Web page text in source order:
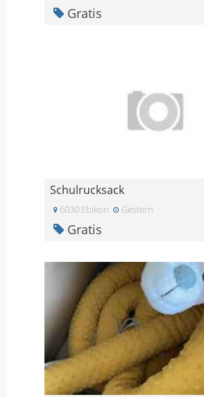
Gratis
Schulrucksack
6030 Ebikon Gestern
Gratis